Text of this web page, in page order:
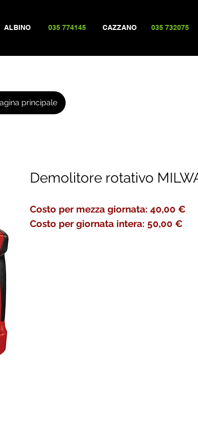
CAZZANO 035 732075
035 774145
ALBINO
Demolitore rotativo
Costo per mezza giornata: 40,00 €
Costo per giornata intera: 50,00 €
principale